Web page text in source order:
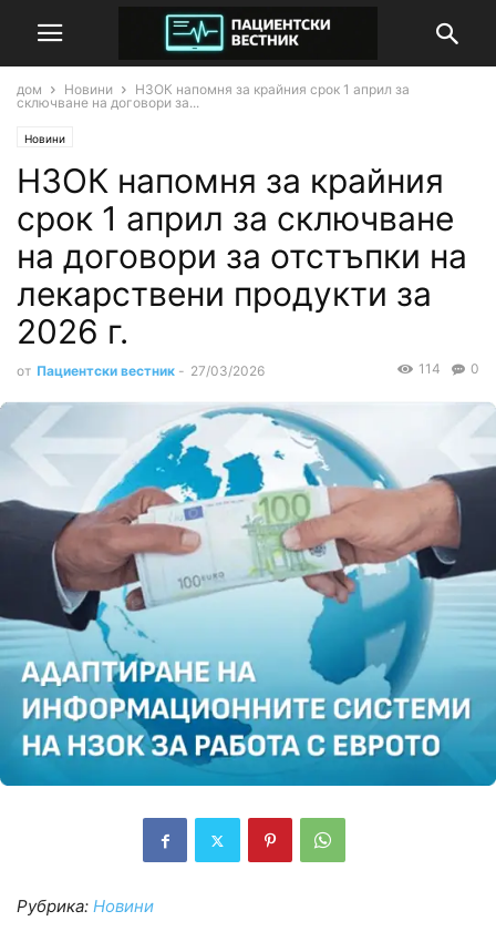
дом Новини
НЗОК напомня за крайния срок 1 април за
сключване на договори за...
Новини
НЗОК напомня за крайния
срок 1 април за сключване
на договори за отстъпки на
лекарствени продукти за
2026 г.
от Пациентски вестник - 27/03/2026 0
114
Рубрика: Новини